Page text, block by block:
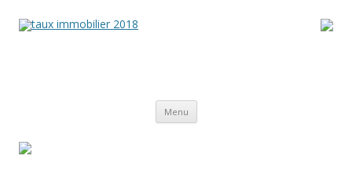
Menu Aller
contenu